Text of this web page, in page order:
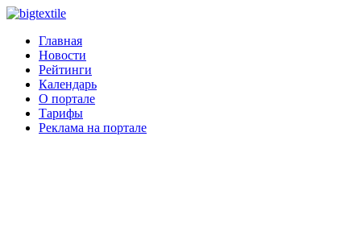
Главная
Новости
Рейтинги
Календарь
О портале
Тарифы
Реклама на портале